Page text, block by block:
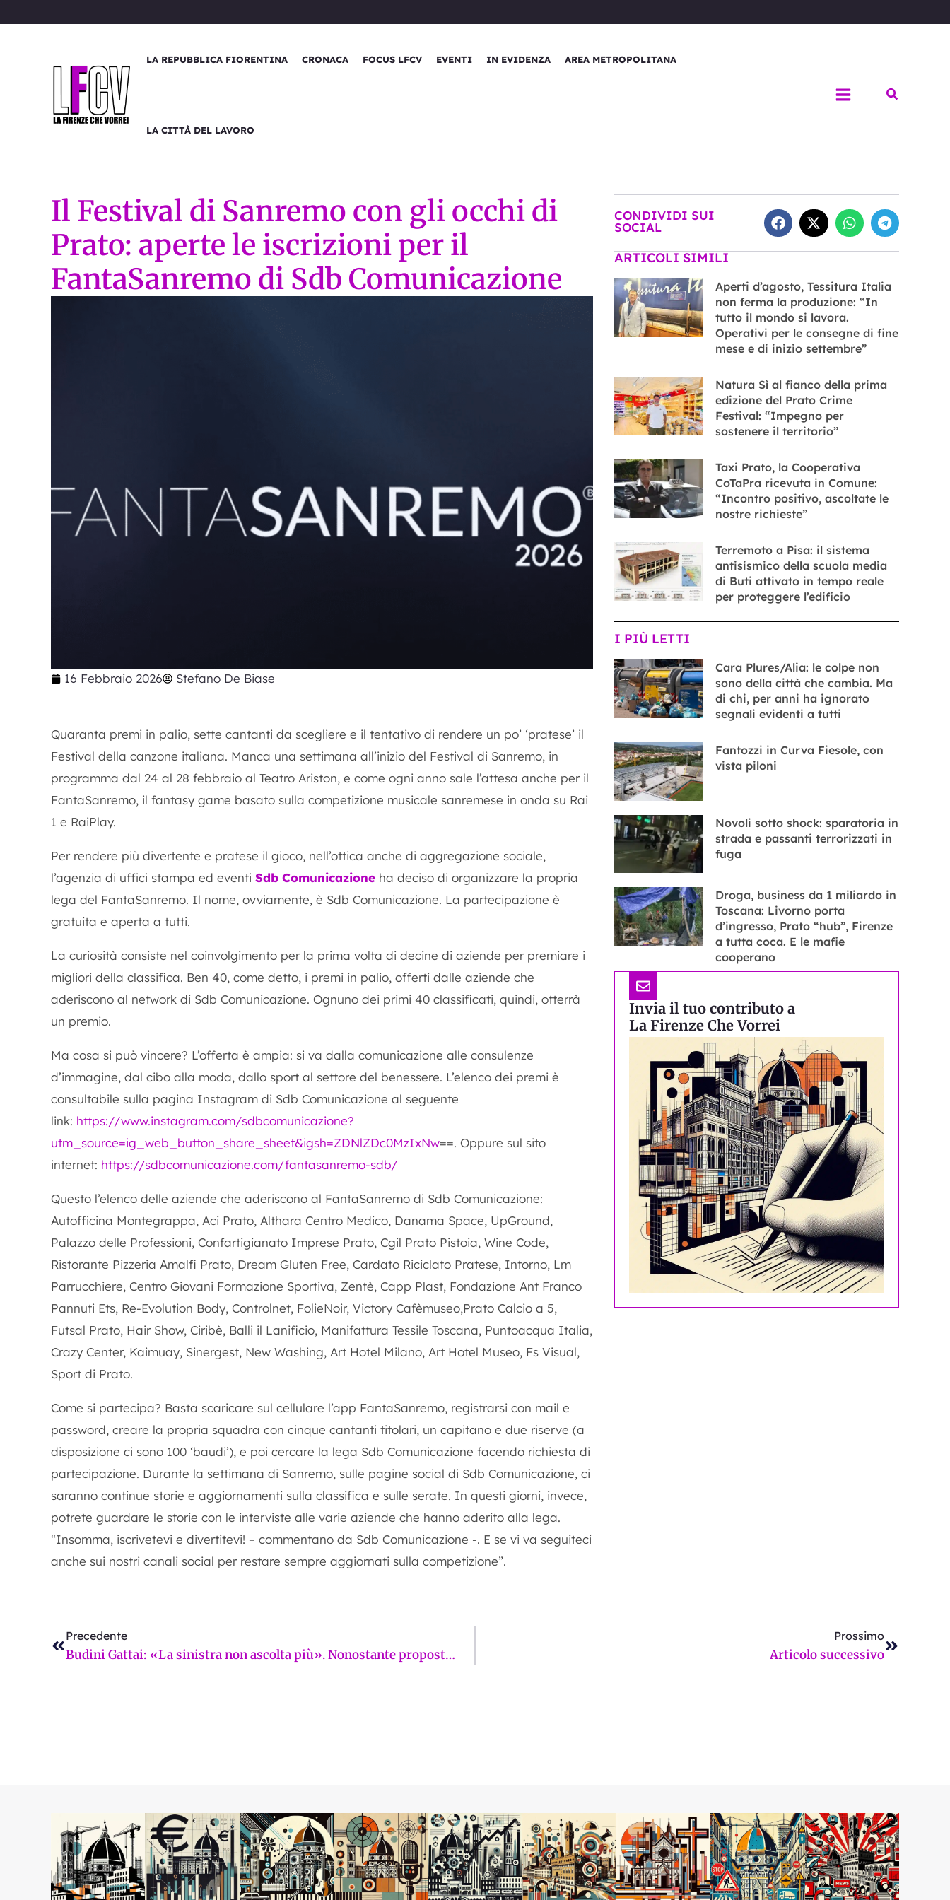
al
LA REPUBBLICA FIORENTINA CRONACA FOCUS LFCV EVENTI IN EVIDENZA AREA METROPOLITANA
LA CITTÀ DEL LAVORO
Cerca
Il Festival di Sanremo con gli occhi di
Prato: aperte le iscrizioni per il
FantaSanremo di Sdb Comunicazione
16 Febbraio 2026 Stefano De Biase
Quaranta premi in palio, sette cantanti da scegliere e il tentativo di rendere un po’ ‘pratese’ il
Festival della canzone italiana. Manca una settimana all’inizio del Festival di Sanremo, in
programma dal 24 al 28 febbraio al Teatro Ariston, e come ogni anno sale l’attesa anche per il
FantaSanremo, il fantasy game basato sulla competizione musicale sanremese in onda su Rai
1 e RaiPlay.
Per rendere più divertente e pratese il gioco, nell’ottica anche di aggregazione sociale,
l’agenzia di uffici stampa ed eventi Sdb Comunicazione ha deciso di organizzare la propria
lega del FantaSanremo. Il nome, ovviamente, è Sdb Comunicazione. La partecipazione è
gratuita e aperta a tutti.
La curiosità consiste nel coinvolgimento per la prima volta di decine di aziende per premiare i
migliori della classifica. Ben 40, come detto, i premi in palio, offerti dalle aziende che
aderiscono al network di Sdb Comunicazione. Ognuno dei primi 40 classificati, quindi, otterrà
un premio.
Ma cosa si può vincere? L’offerta è ampia: si va dalla comunicazione alle consulenze
d’immagine, dal cibo alla moda, dallo sport al settore del benessere. L’elenco dei premi è
consultabile sulla pagina Instagram di Sdb Comunicazione al seguente
link: https://www.instagram.com/sdbcomunicazione?
utm_source=ig_web_button_share_sheet&igsh=ZDNlZDc0MzIxNw==. Oppure sul sito
internet: https://sdbcomunicazione.com/fantasanremo-sdb/
Questo l’elenco delle aziende che aderiscono al FantaSanremo di Sdb Comunicazione:
Autofficina Montegrappa, Aci Prato, Althara Centro Medico, Danama Space, UpGround,
Palazzo delle Professioni, Confartigianato Imprese Prato, Cgil Prato Pistoia, Wine Code,
Ristorante Pizzeria Amalfi Prato, Dream Gluten Free, Cardato Riciclato Pratese, Intorno, Lm
Parrucchiere, Centro Giovani Formazione Sportiva, Zentè, Capp Plast, Fondazione Ant Franco
Pannuti Ets, Re-Evolution Body, Controlnet, FolieNoir, Victory Cafèmuseo,Prato Calcio a 5,
Futsal Prato, Hair Show, Ciribè, Balli il Lanificio, Manifattura Tessile Toscana, Puntoacqua Italia,
Crazy Center, Kaimuay, Sinergest, New Washing, Art Hotel Milano, Art Hotel Museo, Fs Visual,
Sport di Prato.
Come si partecipa? Basta scaricare sul cellulare l’app FantaSanremo, registrarsi con mail e
password, creare la propria squadra con cinque cantanti titolari, un capitano e due riserve (a
disposizione ci sono 100 ‘baudi’), e poi cercare la lega Sdb Comunicazione facendo richiesta di
partecipazione. Durante la settimana di Sanremo, sulle pagine social di Sdb Comunicazione, ci
saranno continue storie e aggiornamenti sulla classifica e sulle serate. In questi giorni, invece,
potrete guardare le storie con le interviste alle varie aziende che hanno aderito alla lega.
“Insomma, iscrivetevi e divertitevi! – commentano da Sdb Comunicazione -. E se vi va seguiteci
anche sui nostri canali social per restare sempre aggiornati sulla competizione”.
CONDIVIDI SUI
SOCIAL
ARTICOLI SIMILI
Aperti d’agosto, Tessitura Italia
non ferma la produzione: “In
tutto il mondo si lavora.
Operativi per le consegne di fine
mese e di inizio settembre”
Natura Sì al fianco della prima
edizione del Prato Crime
Festival: “Impegno per
sostenere il territorio”
Taxi Prato, la Cooperativa
CoTaPra ricevuta in Comune:
“Incontro positivo, ascoltate le
nostre richieste”
Terremoto a Pisa: il sistema
antisismico della scuola media
di Buti attivato in tempo reale
per proteggere l’edificio
I PIÙ LETTI
Cara Plures/Alia: le colpe non
sono della città che cambia. Ma
di chi, per anni ha ignorato
segnali evidenti a tutti
Fantozzi in Curva Fiesole, con
vista piloni
Novoli sotto shock: sparatoria in
strada e passanti terrorizzati in
fuga
Droga, business da 1 miliardo in
Toscana: Livorno porta
d’ingresso, Prato “hub”, Firenze
a tutta coca. E le mafie
cooperano
Invia il tuo contributo a
La Firenze Che Vorrei
Precedente
Budini Gattai: «La sinistra non ascolta più». Nonostante proposte su Sollicciano e via Mariti per la giunta, infatti, «va tutto bene». La Firenze sui giornali di lunedì 16 febbraio
Prossimo
Articolo successivo